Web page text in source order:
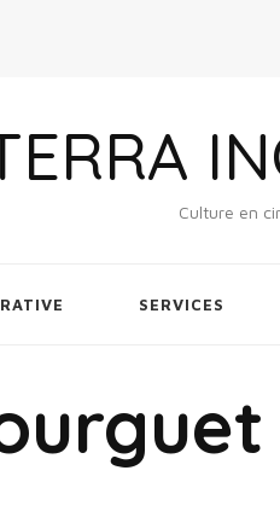
Culture en
SERVICES